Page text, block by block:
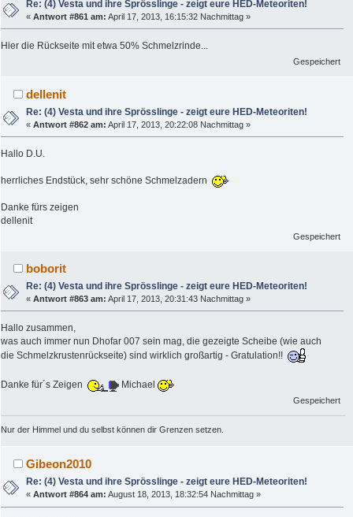
Re: (4) Vesta und ihre Sprösslinge - zeigt eure HED-Meteoriten!
«Antwort #861 am: April 17, 2013, 16:15:32 Nachmittag »
Hier die Rückseite mit etwa 50% Schmelzrinde...
Gespeichert
dellenit
Re: (4) Vesta und ihre Sprösslinge - zeigt eure HED-Meteoriten!
«Antwort #862 am: April 17, 2013, 20:22:08 Nachmittag »
Hallo D.U.
herrliches Endstück, sehr schöne Schmelzadern
Danke fürs zeigen
dellenit
Gespeichert
boborit
Re: (4) Vesta und ihre Sprösslinge - zeigt eure HED-Meteoriten!
«Antwort #863 am: April 17, 2013, 20:31:43 Nachmittag »
Hallo zusammen,
was auch immer nun Dhofar 007 sein mag, die gezeigte Scheibe (wie auch
die Schmelzkrustenrückseite) sind wirklich großartig - Gratulation!!
Danke für´s Zeigen Michael
Gespeichert
Nur der Himmel und du selbst können dir Grenzen setzen.
Gibeon2010
Re: (4) Vesta und ihre Sprösslinge - zeigt eure HED-Meteoriten!
«Antwort #864 am: August 18, 2013, 18:32:54 Nachmittag »